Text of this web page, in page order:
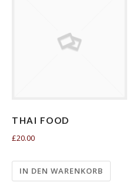
THAI FOOD
£20.00
IN DEN WARENKORB